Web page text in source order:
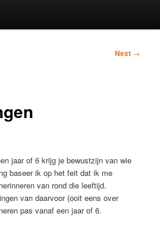
Next →
jaar of 6 krijg je bewustzijn van wie
baseer ik op het feit dat ik me
van rond die leeftijd.
van daarvoor (ooit eens over
pas vanaf een jaar of 6.